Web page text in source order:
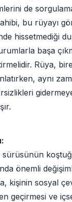
de
bu rüyayı
hissetmediği
başa
Rüya,
aynı
sürüsünün
önemli
kişinin sosyal
geçirmesi ve